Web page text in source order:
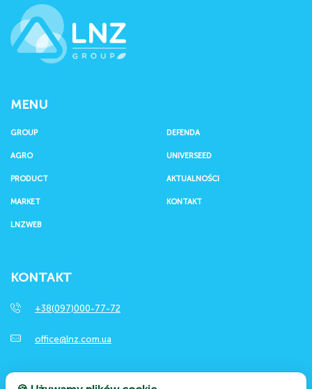
MENU
GROUP
AGRO
PRODUCT
MARKET
DEFENDA
UNIVERSEED
AKTUALNOŚCI
KONTAKT
LNZWEB
KONTAKT
+38(097)000-77-72
office@lnz.com.ua